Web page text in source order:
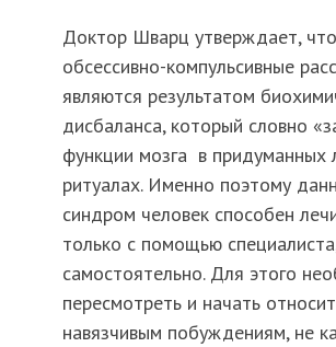
Доктор Шварц утверждает, что
обсессивно-компульсивные
являются результатом
дисбаланса, который словно
функции мозга в придуманных
ритуалах. Именно поэтому
синдром человек способен
только с помощью
самостоятельно. Для этого
пересмотреть и начать
навязчивым побуждениям, не